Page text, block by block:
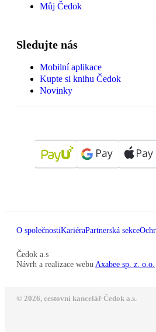
Můj Čedok
Sledujte nás
Mobilní aplikace
Kupte si knihu Čedok
Novinky
O společnostiKariéraPartnerská sekce
Čedok a.s
Návrh a realizace webu Axabee sp. z. o.o.
© 2026, cestovní kancelář Čedok a.s.